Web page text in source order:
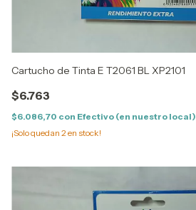
Cartucho de Tinta E T2061 BL XP2101
$6.763
$6.086,70 con Efectivo (en nuestro local)
¡Solo quedan 2en stock!